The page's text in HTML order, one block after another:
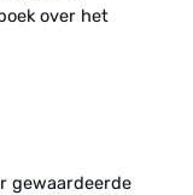
over het
gewaardeerde